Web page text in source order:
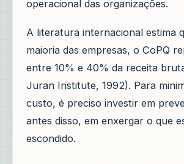
operacional das organizações.
A literatura internacional estima
maioria das empresas, o CoPQ
entre 10% e 40% da receita
Juran Institute, 1992). Para
custo, é preciso investir em
antes disso, em enxergar o que
escondido.